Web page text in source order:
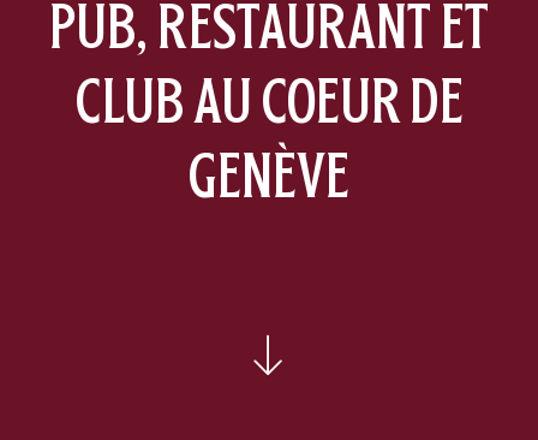
CLUB AU COEUR DE
GENÈVE